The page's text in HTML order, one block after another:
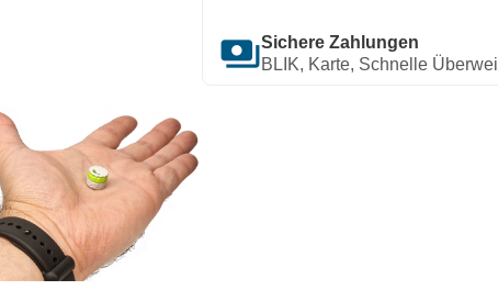
paymentsSichere Zahlungen
BLIK, Karte, Schnelle